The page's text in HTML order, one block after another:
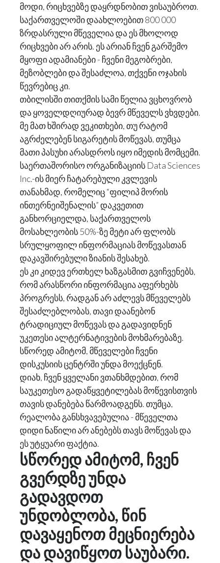
მოდი, რიცხვებზე დაყრდნობით ვისაუბროთ.
საქართველოში დაახლოებით 800 000
ზრდასრული მწეველია და ეს მხოლოდ
რიცხვები არ არის. ეს არიან ჩვენ გარშემო
მყოფი ადამიანები - ჩვენი მეგობრები,
მეზობლები და შესაძლოა, თქვენი ოჯახის
წევრებიც კი.
თბილისში თითქმის სამი წელია ვცხოვრობ
და ყოველდღიურად ბევრ მწეველს ვხვდები.
მე მათ ხშირად ვეკითხები, თუ რატომ
აგრძელებენ სიგარეტის მოწევას, თუმცა
მათი პასუხი არასდროს იყო იმედის მომცემი.
საერთაშორისო ორგანიზაციის Data Sciences
Inc.-ის მიერ ჩატარებული კვლევის
თანახმად, რომელიც “ფილიპ მორის
ინთერნეიშენალის” დაკვეთით
განხორციელდა, საქართველოს
მოსახლეობის 50%-ზე მეტი არ ფლობს
სრულყოფილ ინფორმაციას მოწევასთან
დაკავშირებული ზიანის შესახებ.
ეს კი კიდევ ერთხელ ხაზგასმით გვიჩვენებს,
რომ არასწორი ინფორმაცია აფერხებს
პროგრესს, რადგან არ აძლევს მწეველებს
შესაძლებლობას, თავი დაანებონ
ტრადიციულ მოწევას და გადავიდნენ
უკეთესი ალტერნატივების მოხმარებაზე.
სწორედ ამიტომ, მწეველები ჩვენი
დისკუსიის ცენტრში უნდა მოექცნენ.
დიახ, ჩვენ ყველანი ვთანხმდებით, რომ
საუკეთესო გადაწყვეტილებას მოწევისთვის
თავის დანებება წარმოადგენს. თუმცა,
რეალობა განსხვავებულია - მწეველთა
დიდი ნაწილი არ ანებებს თავს მოწევას და
ეს უტყუარი ფაქტია.
სწორედ ამიტომ, ჩვენ
გვერდზე უნდა
გადავდოთ
უნდობლობა, წინ
დავაყენოთ მეცნიერება
და დავიწყოთ საუბარი.